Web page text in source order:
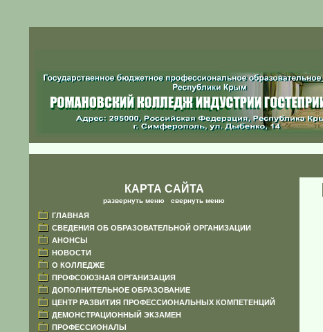
КАРТА САЙТА
развернуть меню свернуть меню
ГЛАВНАЯ
СВЕДЕНИЯ ОБ ОБРАЗОВАТЕЛЬНОЙ ОРГАНИЗАЦИИ
АНОНСЫ
НОВОСТИ
О КОЛЛЕДЖЕ
ПРОФСОЮЗНАЯ ОРГАНИЗАЦИЯ
ДОПОЛНИТЕЛЬНОЕ ОБРАЗОВАНИЕ
ЦЕНТР РАЗВИТИЯ ПРОФЕССИОНАЛЬНЫХ КОМПЕТЕНЦИЙ
ДЕМОНСТРАЦИОННЫЙ ЭКЗАМЕН
ПРОФЕССИОНАЛЫ